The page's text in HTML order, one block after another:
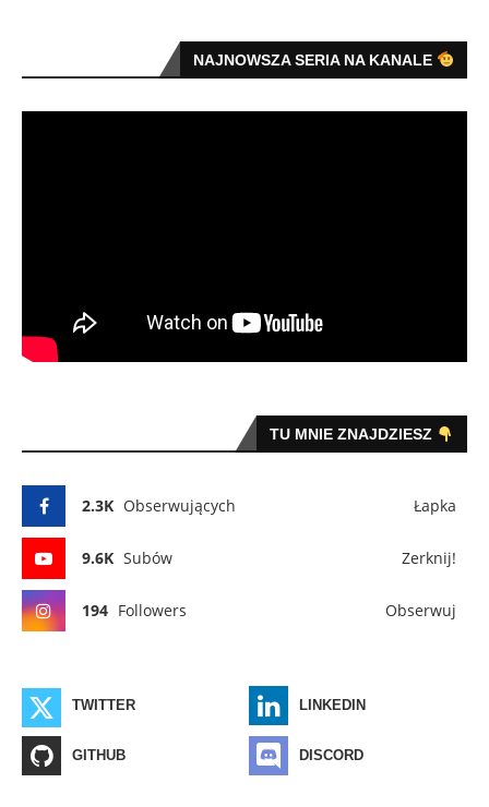
NAJNOWSZA SERIA NA KANALE
TU MNIE ZNAJDZIESZ
2.3K Obserwujących Łapka
9.6K Subów Zerknij!
194 Followers Obserwuj
TWITTER LINKEDIN
GITHUB DISCORD